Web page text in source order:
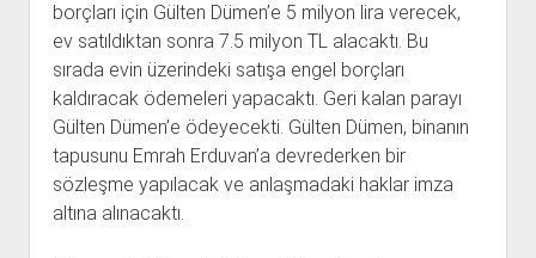
borçları için Gülten Dümen’e 5 milyon lira verecek,
ev satıldıktan sonra 7.5 milyon TL alacaktı. Bu
sırada evin üzerindeki satışa engel borçları
kaldıracak ödemeleri yapacaktı. Geri kalan parayı
Gülten Dümen’e ödeyecekti. Gülten Dümen, binanın
tapusunu Emrah Erduvan’a devrederken bir
sözleşme yapılacak ve anlaşmadaki haklar imza
altına alınacaktı.